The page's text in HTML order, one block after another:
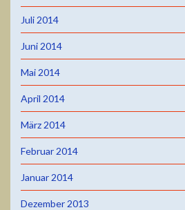
Juli 2014
Juni 2014
Mai 2014
April 2014
März 2014
Februar 2014
Januar 2014
Dezember 2013